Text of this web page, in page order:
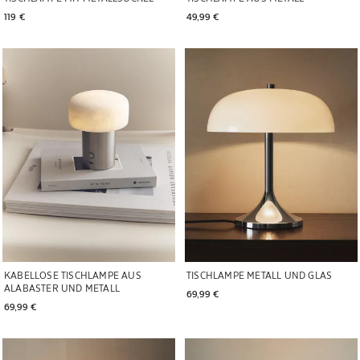
119 €
49,99 €
KABELLOSE TISCHLAMPE AUS
ALABASTER UND METALL
69,99 €
Bild geändert zu 1 von 5
TISCHLAMPE METALL UND GLAS
69,99 €
Bild geändert zu 1 von 5
Bild geändert zu 1 von 6 Bild geändert zu 1 von 5